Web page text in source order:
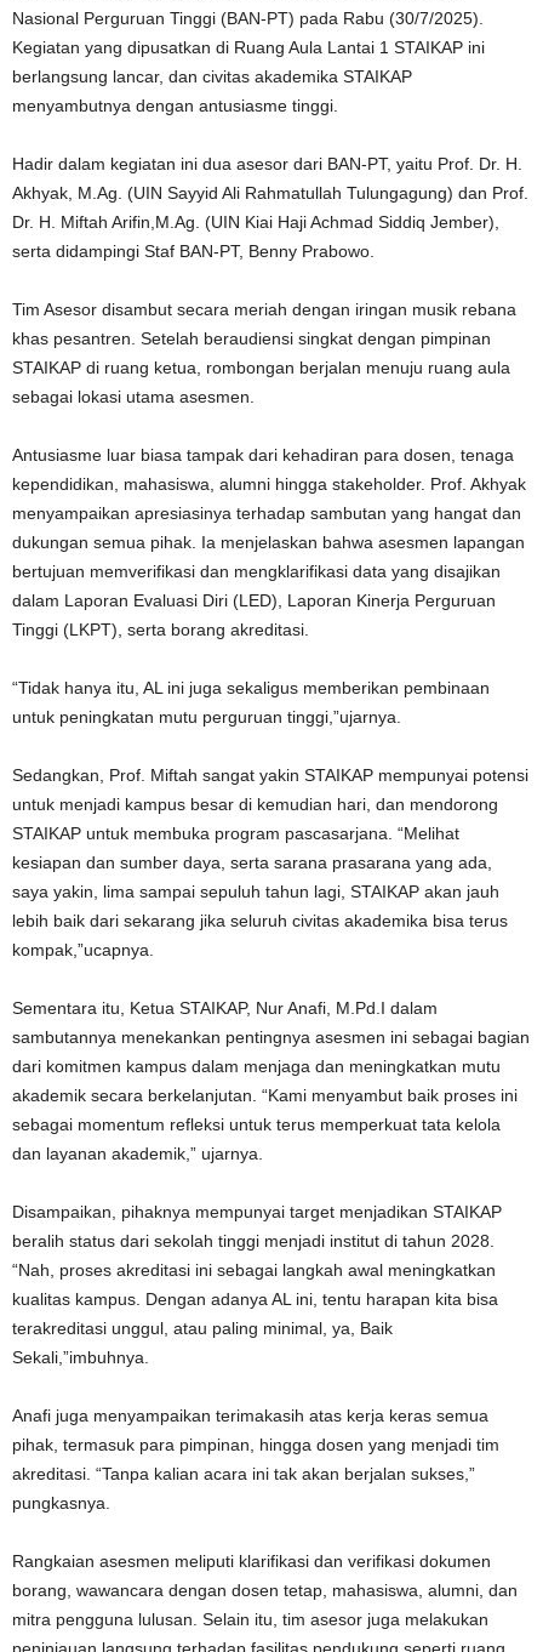
Nasional Perguruan Tinggi (BAN-PT) pada Rabu (30/7/2025).
Kegiatan yang dipusatkan di Ruang Aula Lantai 1 STAIKAP ini
berlangsung lancar, dan civitas akademika STAIKAP
menyambutnya dengan antusiasme tinggi.
Hadir dalam kegiatan ini dua asesor dari BAN-PT, yaitu Prof. Dr. H.
Akhyak, M.Ag. (UIN Sayyid Ali Rahmatullah Tulungagung) dan Prof.
Dr. H. Miftah Arifin,M.Ag. (UIN Kiai Haji Achmad Siddiq Jember),
serta didampingi Staf BAN-PT, Benny Prabowo.
Tim Asesor disambut secara meriah dengan iringan musik rebana
khas pesantren. Setelah beraudiensi singkat dengan pimpinan
STAIKAP di ruang ketua, rombongan berjalan menuju ruang aula
sebagai lokasi utama asesmen.
Antusiasme luar biasa tampak dari kehadiran para dosen, tenaga
kependidikan, mahasiswa, alumni hingga stakeholder. Prof. Akhyak
menyampaikan apresiasinya terhadap sambutan yang hangat dan
dukungan semua pihak. Ia menjelaskan bahwa asesmen lapangan
bertujuan memverifikasi dan mengklarifikasi data yang disajikan
dalam Laporan Evaluasi Diri (LED), Laporan Kinerja Perguruan
Tinggi (LKPT), serta borang akreditasi.
“Tidak hanya itu, AL ini juga sekaligus memberikan pembinaan
untuk peningkatan mutu perguruan tinggi,”ujarnya.
Sedangkan, Prof. Miftah sangat yakin STAIKAP mempunyai potensi
untuk menjadi kampus besar di kemudian hari, dan mendorong
STAIKAP untuk membuka program pascasarjana. “Melihat
kesiapan dan sumber daya, serta sarana prasarana yang ada,
saya yakin, lima sampai sepuluh tahun lagi, STAIKAP akan jauh
lebih baik dari sekarang jika seluruh civitas akademika bisa terus
kompak,”ucapnya.
Sementara itu, Ketua STAIKAP, Nur Anafi, M.Pd.I dalam
sambutannya menekankan pentingnya asesmen ini sebagai bagian
dari komitmen kampus dalam menjaga dan meningkatkan mutu
akademik secara berkelanjutan. “Kami menyambut baik proses ini
sebagai momentum refleksi untuk terus memperkuat tata kelola
dan layanan akademik,” ujarnya.
Disampaikan, pihaknya mempunyai target menjadikan STAIKAP
beralih status dari sekolah tinggi menjadi institut di tahun 2028.
“Nah, proses akreditasi ini sebagai langkah awal meningkatkan
kualitas kampus. Dengan adanya AL ini, tentu harapan kita bisa
terakreditasi unggul, atau paling minimal, ya, Baik
Sekali,”imbuhnya.
Anafi juga menyampaikan terimakasih atas kerja keras semua
pihak, termasuk para pimpinan, hingga dosen yang menjadi tim
akreditasi. “Tanpa kalian acara ini tak akan berjalan sukses,”
pungkasnya.
Rangkaian asesmen meliputi klarifikasi dan verifikasi dokumen
borang, wawancara dengan dosen tetap, mahasiswa, alumni, dan
mitra pengguna lulusan. Selain itu, tim asesor juga melakukan